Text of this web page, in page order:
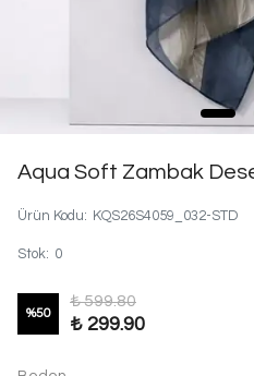
Aqua Soft Zambak
Ürün Kodu: KQS26S4059_032-STD
Stok: 0
%50
₺ 599.80
₺ 299.90